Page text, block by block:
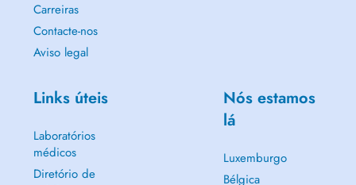
Carreiras
Contacte-nos
Aviso legal
Links úteis
Laboratórios
médicos
Diretório de
Nós estamos
lá
Luxemburgo
Bélgica